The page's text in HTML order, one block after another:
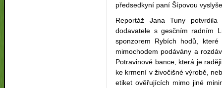
předsedkyní paní Šípovou
Reportáž Jana Tuny
dodavatele s gesčním radním
sponzorem Rybích hodů,
mimochodem podávány a
Potravinové bance, která je
ke krmení v živočišné výrobě,
etiket ověřujících mimo jiné